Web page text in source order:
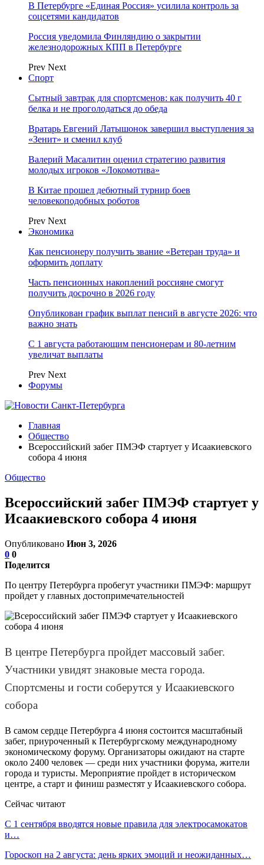
В Петербурге «Единая Россия» усилила контроль за
соцсетями кандидатов
Россия уведомила Финляндию о закрытии
железнодорожных КПП в Петербурге
Prev Next
Спорт
Сытный завтрак для спортсменов: как получить 40 г
белка и не проголодаться до обеда
Вратарь Евгений Латышонок завершил выступления за
«Зенит» и сменил клуб
Валерий Масалитин оценил стратегию развития
молодых игроков «Локомотива»
В Китае прошел дебютный турнир боев
человекоподобных роботов
Prev Next
Экономика
Как пенсионеру получить звание «Ветеран труда» и
оформить доплату
Часть пенсионных накоплений россияне смогут
получить досрочно в 2026 году
Опубликован график выплат пенсий в августе 2026: что
важно знать
С 1 августа работающим пенсионерам и 80-летним
увеличат выплаты
Prev Next
Форумы
Главная
Общество
Всероссийский забег ПМЭФ стартует у Исаакиевского
собора 4 июня
Общество
Всероссийский забег ПМЭФ стартует у
Исаакиевского собора 4 июня
Опубликовано Июн 3, 2026
0 0
Поделится
По центру Петербурга пробегут участники ПМЭФ: маршрут
пройдет у главных достопримечательностей
В центре Петербурга пройдет массовый забег.
Участники увидят знаковые места города.
Спортсмены и гости соберутся у Исаакиевского
собора
В самом сердце Петербурга 4 июня состоится масштабный
забег, приуроченный к Петербургскому международному
экономическому форуму. Организаторы ожидают на старте
около 2400 человек — среди них участники форума, жители
города и туристы. Мероприятие пройдет в историческом
центре, а старт и финиш разместят у Исаакиевского собора.
Сейчас читают
С 1 сентября вводятся новые правила для электросамокатов
и…
Гороскоп на 2 августа: день ярких эмоций и неожиданных…